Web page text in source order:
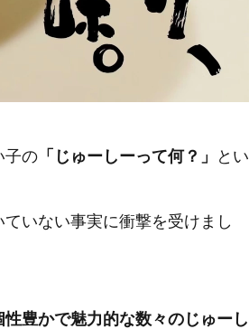
子の 「じゅーしーって何？」
とい
いない事実に衝撃を受けまし
豊かで魅力的な数々のじゅーし